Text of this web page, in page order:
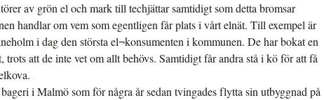
av grön el och mark till techjättar samtidigt som detta bromsar
handlar om vem som egentligen får plats i vårt elnät. Till exempel är
i dag den största el¬konsumenten i kommunen. De har bokat en
trots att de inte vet om allt behövs. Samtidigt får andra stå i kö för att få
i Malmö som för några år sedan tvingades flytta sin utbyggnad på